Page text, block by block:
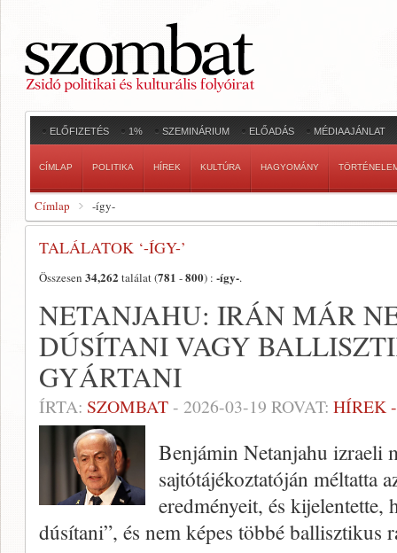
ELŐFIZETÉS 1% SZEMINÁRIUM ELŐADÁS MÉDIAAJÁNLAT
CÍMLAP POLITIKA HÍREK KULTÚRA HAGYOMÁNY
Címlap -így-
TALÁLATOK ‘-ÍGY-’
Összesen 34,262 találat (781 -800) : -így-.
NETANJAHU: IRÁN MÁR
DÚSÍTANI VAGY
GYÁRTANI
ÍRTA: SZOMBAT- 2026-03-19 ROVAT: HÍREK
Benjámin Netanjahu izraeli
sajtótájékoztatóján méltatta
eredményeit, és
dúsítani”, és nem képes többé ballisztikus